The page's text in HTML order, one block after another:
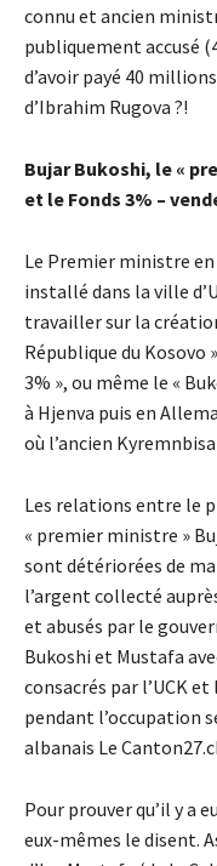
connu et ancien
publiquement accusé
d’avoir payé 40
d’Ibrahim Rugova ?!
Bujar Bukoshi, le «
et le Fonds 3% –
Le Premier ministre en
installé dans la ville
travailler sur la
République du Kosovo
3% », ou même le «
à Hjenva puis en
où l’ancien
Les relations entre le
« premier ministre »
sont détériorées de
l’argent collecté
et abusés par le
Bukoshi et Mustafa
consacrés par l’UCK
pendant l’occupation
albanais Le
Pour prouver qu’il y a
eux-mêmes le disent.